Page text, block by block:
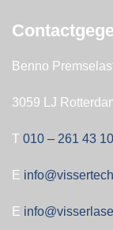
Benno
3059 LJ
T 010 – 261 43 10
E
E